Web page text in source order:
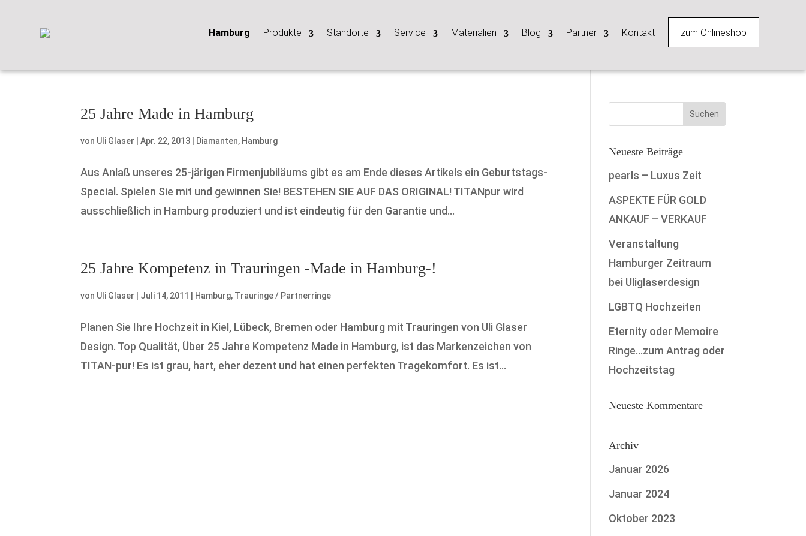
Hamburg Produkte Standorte Service Materialien Blog Partner Kontakt zum Onlineshop
25 Jahre Made in Hamburg
von Uli Glaser |Apr. 22, 2013 Diamanten, Hamburg
Aus Anlaß unseres 25-järigen Firmenjubiläums gibt es am Ende dieses Artikels ein Geburtstags-
Special. Spielen Sie mit und gewinnen Sie! BESTEHEN SIE AUF DAS ORIGINAL! TITANpur wird
ausschließlich in Hamburg produziert und ist eindeutig für den Garantie und...
25 Jahre Kompetenz in Trauringen -Made in Hamburg-!
von Uli Glaser Juli 14, 2011 Hamburg, Trauringe / Partnerringe
Planen Sie Ihre Hochzeit in Kiel, Lübeck, Bremen oder Hamburg mit Trauringen von Uli Glaser
Design. Top Qualität, Über 25 Jahre Kompetenz Made in Hamburg, ist das Markenzeichen von
TITAN-pur! Es ist grau, hart, eher dezent und hat einen perfekten Tragekomfort. Es ist...
Neueste Beiträge
pearls – Luxus Zeit
ASPEKTE FÜR GOLD
ANKAUF – VERKAUF
Veranstaltung
Hamburger Zeitraum
bei Uliglaserdesign
LGBTQ Hochzeiten
Eternity oder Memoire
Ringe…zum Antrag oder
Hochzeitstag
Neueste Kommentare
Archiv
Januar 2026
Januar 2024
Oktober 2023